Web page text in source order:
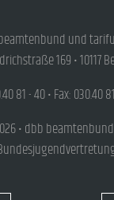
und
169 • 10117
81 - 40 • Fax: 030.40
• dbb